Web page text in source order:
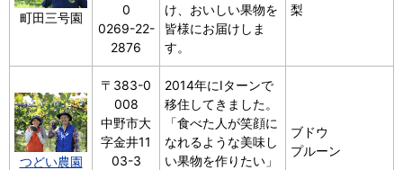
町田三号園
0
0269-22-
2876
け、おいしい果物を
皆様にお届けしま
す。
梨
つどい農園
〒383-0
008
中野市大
字金井11
03-3
2014年にIターンで
移住してきました。
「食べた人が笑顔に
なれるような美味し
い果物を作りたい」
ブドウ
プルーン